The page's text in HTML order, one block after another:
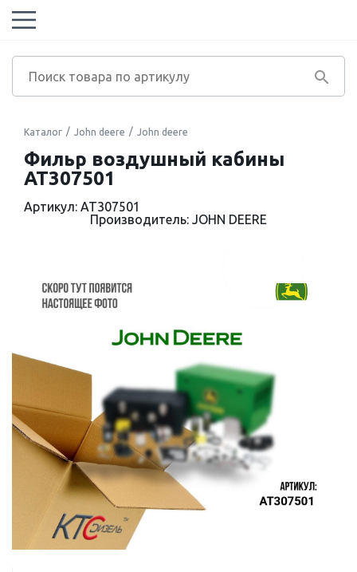
Каталог John deere John deere
Фильр воздушный кабины
AT307501
Артикул: AT307501
Производитель: JOHN DEERE